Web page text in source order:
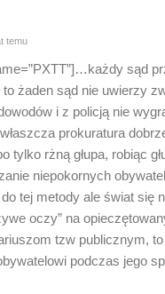
temu
sąd
to żaden sąd nie uwierzy
i z policją nie
prokuratura
tylko rżną głupa, robiąc
niepokornych
tej metody ale świat się
oczy” na
tzw publicznym,
podczas jego